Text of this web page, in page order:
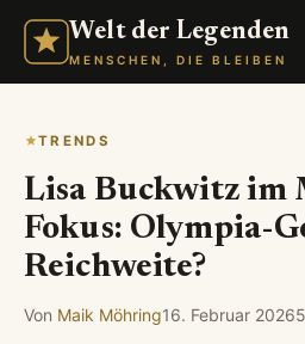
Welt der Legenden
MENSCHEN, DIE BLEIBEN
TRENDS
Lisa Buckwitz im
Fokus: Olympia-
Reichweite?
Von Maik Möhring16. Februar 2026